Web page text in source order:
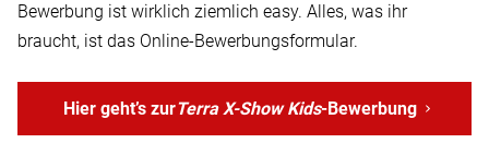
Bewerbung ist wirklich ziemlich easy. Alles, was ihr
braucht, ist das Online-Bewerbungsformular.
Hier geht’s zurTerra X-Show Kids-Bewerbung